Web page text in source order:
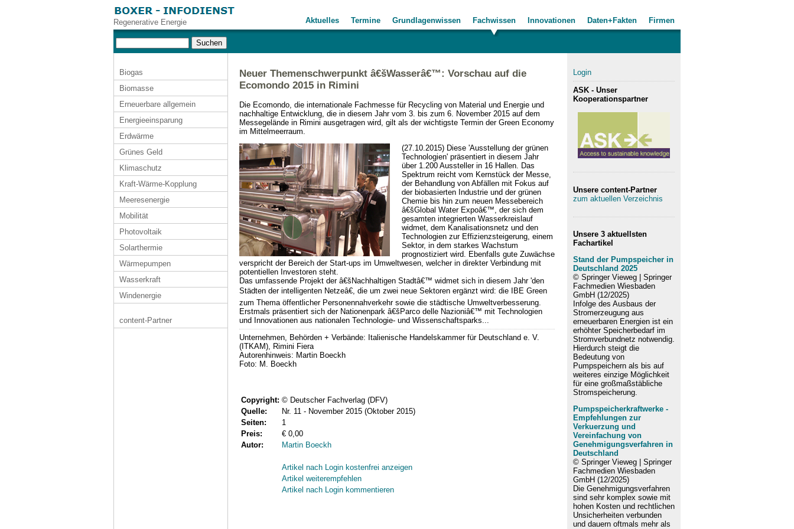
Regenerative Energie Firmen
Daten+Fakten
Innovationen
Fachwissen
Grundlagenwissen
Termine
Aktuelles
Biogas
Biomasse
Erneuerbare allgemein
Energieeinsparung
Erdwärme
Grünes Geld
Klimaschutz
Kraft-Wärme-Kopplung
Meeresenergie
Mobilität
Photovoltaik
Solarthermie
Wärmepumpen
Wasserkraft
Windenergie
content-Partner
Neuer Themenschwerpunkt â€šWasserâ€™: Vorschau auf die
Ecomondo 2015 in Rimini
Die Ecomondo, die internationale Fachmesse für Recycling von Material und Energie und
nachhaltige Entwicklung, die in diesem Jahr vom 3. bis zum 6. November 2015 auf dem
Messegelände in Rimini ausgetragen wird, gilt als der wichtigste Termin der Green Economy
im Mittelmeerraum.
(27.10.2015) Diese 'Ausstellung der grünen
Technologien' präsentiert in diesem Jahr
über 1.200 Aussteller in 16 Hallen. Das
Spektrum reicht vom Kernstück der Messe,
der Behandlung von Abfällen mit Fokus auf
der biobasierten Industrie und der grünen
Chemie bis hin zum neuen Messebereich
â€šGlobal Water Expoâ€™, der sich dem
gesamten integrierten Wasserkreislauf
widmet, dem Kanalisationsnetz und den
Technologien zur Effizienzsteigerung, einem
Sektor, in dem starkes Wachstum
prognostiziert wird. Ebenfalls gute Zuwächse
verspricht der Bereich der Start-ups im Umweltwesen, welcher in direkter Verbindung mit
potentiellen Investoren steht.
Das umfassende Projekt der â€šNachhaltigen Stadtâ€™ widmet sich in diesem Jahr 'den
Städten der intelligenten Netzeâ€, die um zwei neue Sektoren ergänzt wird: die IBE Green
zum Thema öffentlicher Personennahverkehr sowie die städtische Umweltverbesserung.
Erstmals präsentiert sich der Nationenpark â€šParco delle Nazioniâ€™ mit Technologien
und Innovationen aus nationalen Technologie- und Wissenschaftsparks...
Unternehmen, Behörden + Verbände: Italienische Handelskammer für Deutschland e. V.
(ITKAM), Rimini Fiera
Autorenhinweis: Martin Boeckh
Foto: M. Boeckh
Copyright: © Deutscher Fachverlag (DFV)
Quelle:
Nr. 11 - November 2015 (Oktober 2015)
Seiten:
1
Preis:
€ 0,00
Autor:
Martin Boeckh
Artikel nach Login kostenfrei anzeigen
Artikel weiterempfehlen
Artikel nach Login kommentieren
Login
ASK - Unser
Kooperationspartner
Unsere content-Partner
zum aktuellen Verzeichnis
Unsere 3 aktuellsten
Fachartikel
Stand der Pumpspeicher in
Deutschland 2025
© Springer Vieweg | Springer
Fachmedien Wiesbaden
GmbH (12/2025)
Infolge des Ausbaus der
Stromerzeugung aus
erneuerbaren Energien ist ein
erhöhter Speicherbedarf im
Stromverbundnetz notwendig.
Hierdurch steigt die
Bedeutung von
Pumpspeichern als bis auf
weiteres einzige Möglichkeit
für eine großmaßstäbliche
Stromspeicherung.
Pumpspeicherkraftwerke -
Empfehlungen zur
Verkuerzung und
Vereinfachung von
Genehmigungsverfahren in
Deutschland
© Springer Vieweg | Springer
Fachmedien Wiesbaden
GmbH (12/2025)
Die Genehmigungsverfahren
sind sehr komplex sowie mit
hohen Kosten und rechtlichen
Unsicherheiten verbunden
und dauern oftmals mehr als